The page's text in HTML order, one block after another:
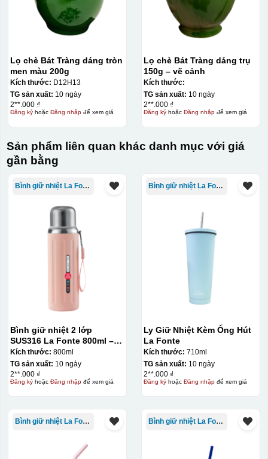
Decal được in xong, sẽ có 1 nền vàng phía dưới
Đây là giấy decal đã in xong, đang chờ khô để cắt dán
Bước 2: Dán decal lên gốm sứĐể dán decal lên gốm
sứ, thợ sẽ cắt thủ công các miếng logo ra, sau đó thấp
nước và trượt nhẹ lên gốm sứ để tem decal dính tạm lên
đó bằng nước. Người thợ sẽ căn chỉnh bằng mắt thường
Lọ chè Bát Tràng dáng tròn
men màu 200g
Kích thước: D12H13
TG sản xuất: 10 ngày
2**.000 ₫
Đăng kýhoặc Đăng nhậpđể xem giá
Lọ chè Bát Tràng dáng trụ
150g – vẽ cảnh
Kích thước:
TG sản xuất: 10 ngày
2**.000 ₫
Đăng kýhoặc Đăng nhậpđể xem giá
Sản phẩm liên quan khác danh mục với giá
gần bằng
Bình giữ nhiệt La Fonte
Bình giữ nhiệt 2 lớp
SUS316 La Fonte 800ml –
012720
Kích thước: 800ml
TG sản xuất: 10 ngày
2**.000 ₫
Đăng kýhoặc Đăng nhậpđể xem giá
Bình giữ nhiệt La Fonte
Ly Giữ Nhiệt Kèm Ống Hút
La Fonte
Kích thước: 710ml
TG sản xuất: 10 ngày
2**.000 ₫
Đăng kýhoặc Đăng nhậpđể xem giá
Bình giữ nhiệt La Fonte Bình giữ nhiệt La Fonte